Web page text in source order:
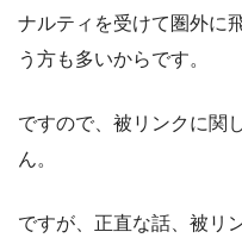
ナルティを受けて圏外に
う方も多いからです。
ですので、被リンクに関
ん。
ですが、正直な話、被リ